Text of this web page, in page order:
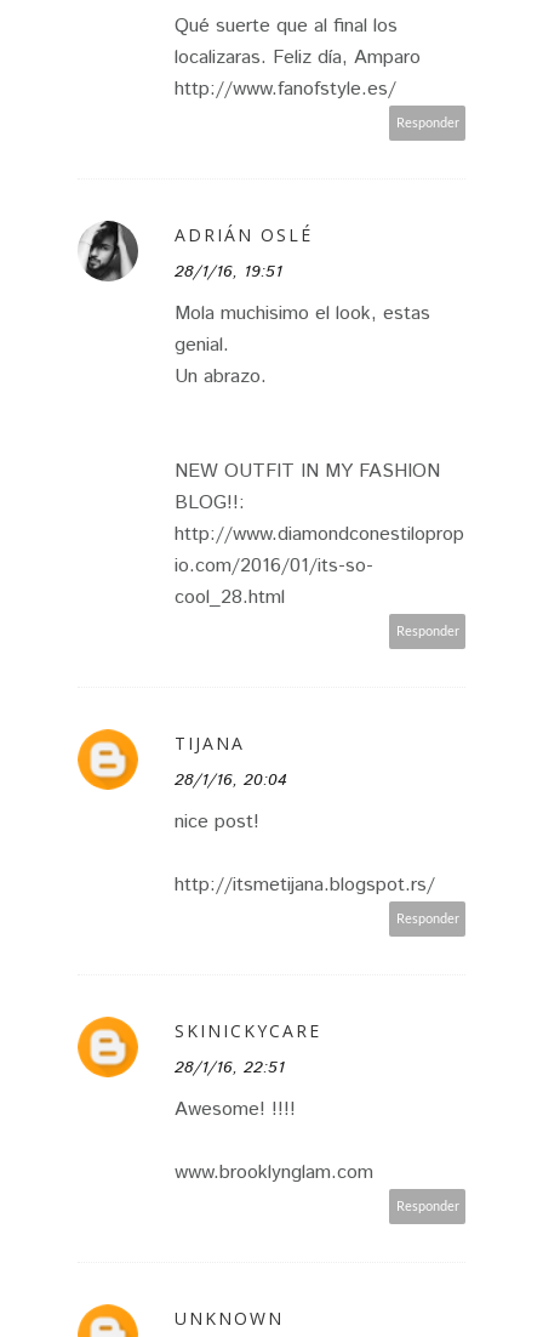
Qué suerte que al final los
localizaras. Feliz día, Amparo
http://www.fanofstyle.es/
Responder
ADRIÁN OSLÉ
28/1/16, 19:51
Mola muchisimo el look, estas
genial.
Un abrazo.
NEW OUTFIT IN MY FASHION
BLOG!!:
http://www.diamondconestiloprop
io.com/2016/01/its-so-
cool_28.html
Responder
TIJANA
28/1/16, 20:04
nice post!
http://itsmetijana.blogspot.rs/
Responder
SKINICKYCARE
28/1/16, 22:51
Awesome! !!!!
www.brooklynglam.com
Responder
UNKNOWN